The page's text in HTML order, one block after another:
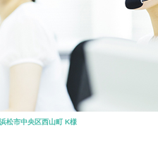
松市中央区西山町 K様